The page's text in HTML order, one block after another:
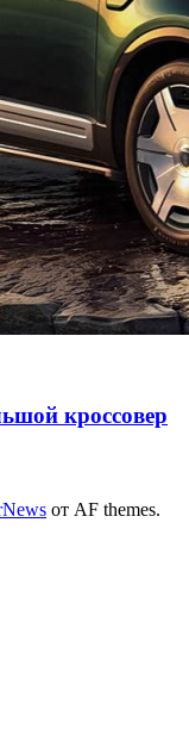
кроссовер
от AF themes.